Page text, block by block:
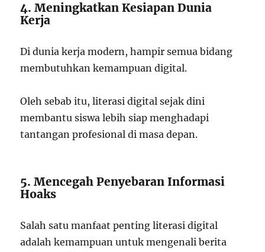
4. Meningkatkan Kesiapan Dunia
Kerja
Di dunia kerja modern, hampir semua bidang
membutuhkan kemampuan digital.
Oleh sebab itu, literasi digital sejak dini
membantu siswa lebih siap menghadapi
tantangan profesional di masa depan.
5. Mencegah Penyebaran Informasi
Hoaks
Salah satu manfaat penting literasi digital
adalah kemampuan untuk mengenali berita